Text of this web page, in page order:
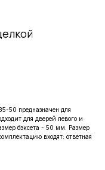
50 предназначен для
для дверей левого и
бэксета - 50 мм. Размер
входят: ответная